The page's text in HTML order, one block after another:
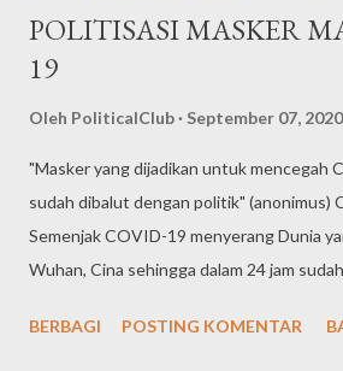
POLITISASI MASKER
19
Oleh PoliticalClub September 07, 2020
"Masker yang dijadikan untuk mencegah
sudah dibalut dengan politik"
Semenjak COVID-19 menyerang Dunia
Wuhan, Cina sehingga dalam 24 jam
virus ini kepada manusia, dimasa tersebut
BERBAGI POSTING KOMENTAR